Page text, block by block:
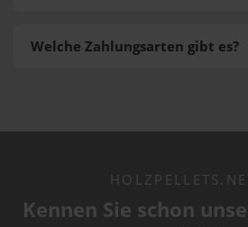
Welche Zahlungsarten gibt es?
Kennen Sie schon